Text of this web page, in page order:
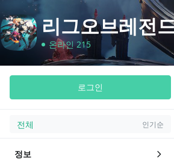
리그오브레전
온라인 215
로그인
전체 인기순
정보